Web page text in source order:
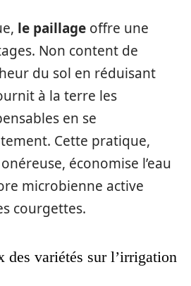
le paillage offre une
Non content de
du sol en réduisant
à la terre les
en se
Cette pratique,
économise l’eau
microbienne active
courgettes.
des variétés sur l’irrigation